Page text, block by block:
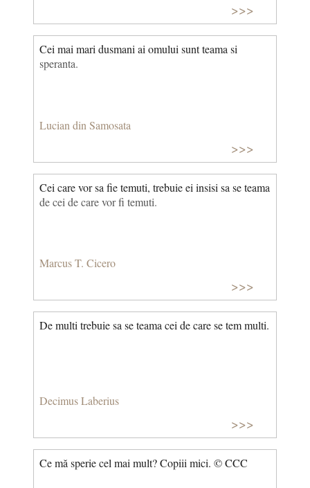
>>>
Cei mai mari dusmani ai omului sunt teama si
speranta.
Lucian din Samosata
>>>
Cei care vor sa fie temuti, trebuie ei insisi sa se teama
de cei de care vor fi temuti.
Marcus T. Cicero
>>>
De multi trebuie sa se teama cei de care se tem multi.
Decimus Laberius
>>>
Ce mă sperie cel mai mult? Copiii mici. © CCC